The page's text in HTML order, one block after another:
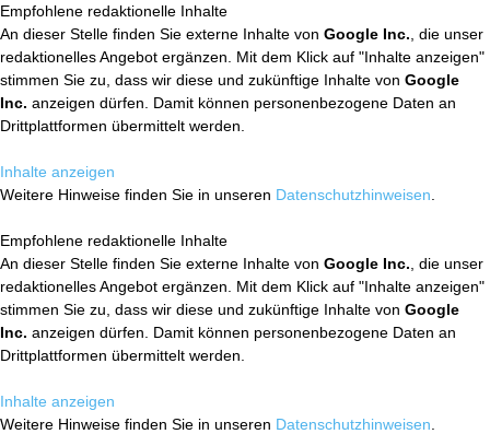
Empfohlene redaktionelle Inhalte
An dieser Stelle finden Sie externe Inhalte von Google Inc. , die unser
redaktionelles Angebot ergänzen. Mit dem Klick auf "Inhalte anzeigen"
stimmen Sie zu, dass wir diese und zukünftige Inhalte von Google
Inc. anzeigen dürfen. Damit können personenbezogene Daten an
Drittplattformen übermittelt werden.
Inhalte anzeigen
Weitere Hinweise finden Sie in unseren Datenschutzhinweisen
Empfohlene redaktionelle Inhalte
An dieser Stelle finden Sie externe Inhalte von Google Inc. , die unser
redaktionelles Angebot ergänzen. Mit dem Klick auf "Inhalte anzeigen"
stimmen Sie zu, dass wir diese und zukünftige Inhalte von Google
Inc. anzeigen dürfen. Damit können personenbezogene Daten an
Drittplattformen übermittelt werden.
Inhalte anzeigen
Weitere Hinweise finden Sie in unseren Datenschutzhinweisen